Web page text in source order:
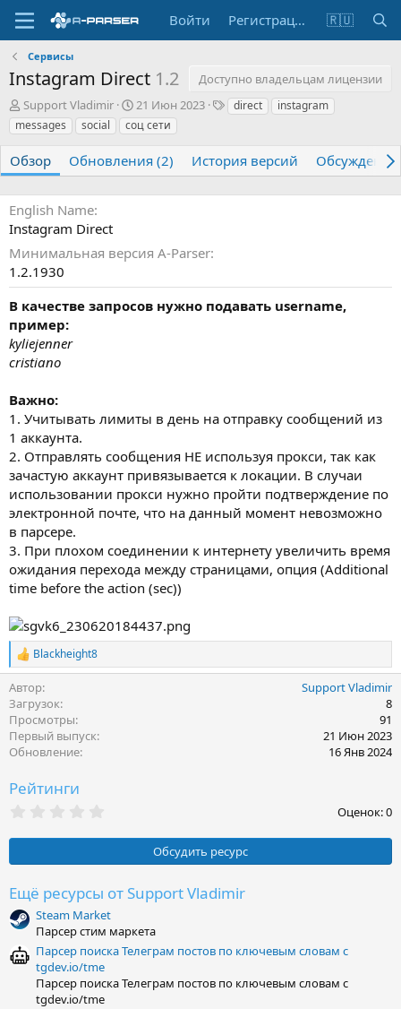
Войти Регистрация 🇷🇺
Сервисы
Instagram Direct 1.2
Доступно владельцам лицензии
А
в
т
о
р
Support Vladimir
Д
а
т
с
н
21 Июн 2023
Т direct
instagram
messages
social соц сети
Обзор Обновления (2) История версий Обсуждение
English Name
Instagram Direct
Минимальная версия A-Parser
1.2.1930
В качестве запросов нужно подавать username,
пример:
kyliejenner
cristiano
Важно:
1. Учитывать лимиты в день на отправку сообщений из
1 аккаунта.
2. Отправлять сообщения НЕ используя прокси, так как
зачастую аккаунт привязывается к локации. В случаи
использовании прокси нужно пройти подтверждение по
электронной почте, что на данный момент невозможно
в парсере.
3. При плохом соединении к интернету увеличить время
ожидания перехода между страницами, опция (Additional
time before the action (sec))
Р
е
а
к
ц
и
и
:
Blackheight8
Автор
Support Vladimir
Загрузок
8
Просмотры
91
Первый выпуск
21 Июн 2023
Обновление
16 Янв 2024
Рейтинги
0
з
ё
з
д
Оценок: 0
Обсудить ресурс
Ещё ресурсы от Support Vladimir
Steam Market
Парсер стим маркета
Парсер поиска Телеграм постов по ключевым словам с
tgdev.io/tme
Парсер поиска Телеграм постов по ключевым словам с
tgdev.io/tme